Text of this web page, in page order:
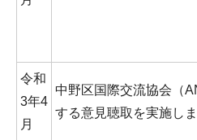
令和
3年4
月
中野区国際交流協会（
する意見聴取を実施し